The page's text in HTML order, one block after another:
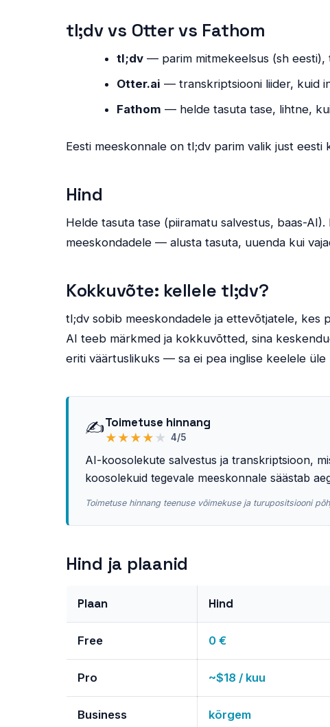
tl;dv vs Otter vs Fathom
tl;dv — parim mitmekeelsus (sh
Otter.ai — transkriptsiooni liider, kuid
Fathom — helde tasuta tase, lihtne,
Eesti meeskonnale on tl;dv parim valik just eesti
Hind
Helde tasuta tase (piiramatu salvestus, baas-
meeskondadele — alusta tasuta, uuenda kui
Kokkuvõte: kellele tl;dv?
tl;dv sobib meeskondadele ja ettevõtjatele, kes
AI teeb märkmed ja kokkuvõtted, sina
eriti väärtuslikuks — sa ei pea inglise keelele üle
✍️Toimetuse hinnang
★ ★ ★ ★ ★ 4/5
AI-koosolekute salvestus ja transkriptsioon,
koosolekuid tegevale meeskonnale säästab
Toimetuse hinnang teenuse võimekuse ja turupositsiooni
Hind ja plaanid
Plaan Hind
Free 0 €
Pro ~$18 / kuu
Business kõrgem